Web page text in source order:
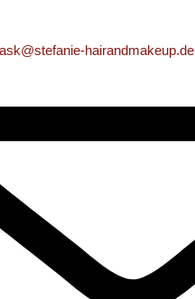
hairandmakeup.de